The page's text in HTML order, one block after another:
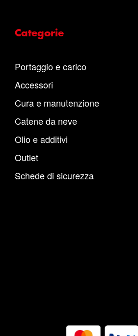
Categorie
Portaggio e carico
Accessori
Cura e manutenzione
Catene da neve
Olio e additivi
Outlet
Schede di sicurezza